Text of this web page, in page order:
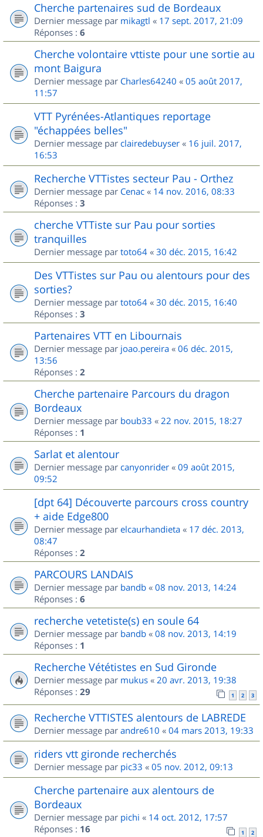
Cherche partenaires sud de Bordeaux
Dernier message par mikagtl « 17 sept. 2017, 21:09
Réponses : 6
Cherche volontaire vttiste pour une sortie au
mont Baigura
Dernier message par Charles64240 « 05 août 2017,
11:57
VTT Pyrénées-Atlantiques reportage
"échappées belles"
Dernier message par clairedebuyser « 16 juil. 2017,
16:53
Recherche VTTistes secteur Pau - Orthez
Dernier message par Cenac « 14 nov. 2016, 08:33
Réponses : 3
cherche VTTiste sur Pau pour sorties
tranquilles
Dernier message par toto64 « 30 déc. 2015, 16:42
Des VTTistes sur Pau ou alentours pour des
sorties?
Dernier message par toto64 « 30 déc. 2015, 16:40
Réponses : 3
Partenaires VTT en Libournais
Dernier message par joao.pereira « 06 déc. 2015,
13:56
Réponses : 2
Cherche partenaire Parcours du dragon
Bordeaux
Dernier message par boub33 « 22 nov. 2015, 18:27
Réponses : 1
Sarlat et alentour
Dernier message par canyonrider « 09 août 2015,
09:52
[dpt 64] Découverte parcours cross country
+ aide Edge800
Dernier message par elcaurhandieta « 17 déc. 2013,
08:47
Réponses : 2
PARCOURS LANDAIS
Dernier message par bandb « 08 nov. 2013, 14:24
Réponses : 6
recherche vetetiste(s) en soule 64
Dernier message par bandb « 08 nov. 2013, 14:19
Réponses : 1
Recherche Vététistes en Sud Gironde
Dernier message par mukus « 20 avr. 2013, 19:38
Réponses : 29 1 2 3
Recherche VTTISTES alentours de LABREDE
Dernier message par andre610 « 04 mars 2013, 19:33
riders vtt gironde recherchés
Dernier message par pic33 « 05 nov. 2012, 09:13
Cherche partenaire aux alentours de
Bordeaux
Dernier message par pichi « 14 oct. 2012, 17:57
Réponses : 16 1 2